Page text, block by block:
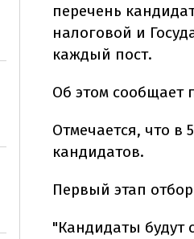
перечень
налоговой и
каждый пост.
Об этом сообщает
Отмечается, что в
кандидатов.
Первый этап
"Кандидаты будут